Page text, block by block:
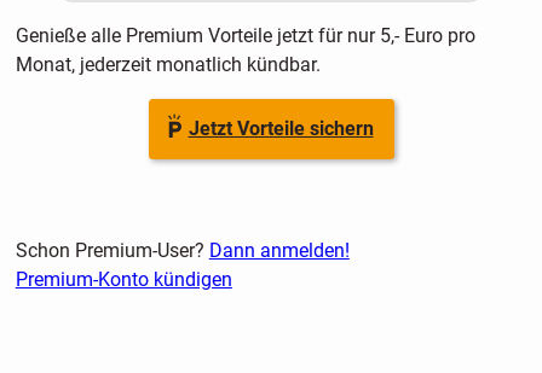
Genieße alle Premium Vorteile jetzt für nur 5,- Euro pro
Monat, jederzeit monatlich kündbar.
Jetzt Vorteile sichern
Schon Premium-User? Dann anmelden!
Premium-Konto kündigen